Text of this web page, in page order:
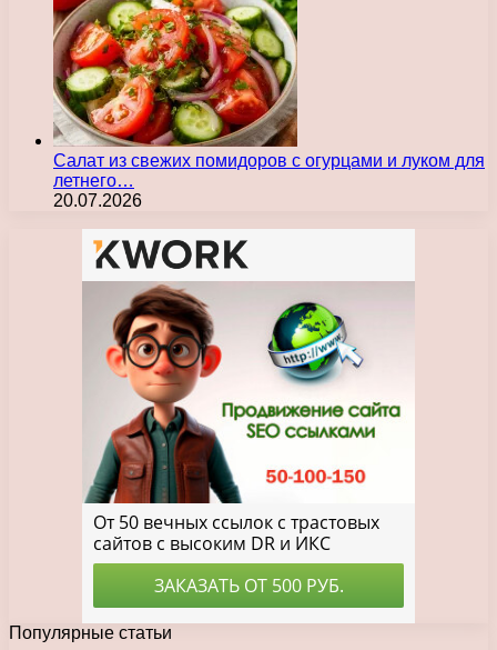
Салат из свежих помидоров с огурцами и луком для
летнего…
20.07.2026
Популярные статьи